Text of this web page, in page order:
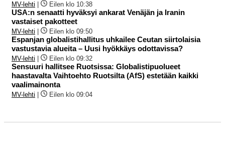
MV-lehti Eilen klo 10:38
USA:n senaatti hyväksyi ankarat Venäjän ja Iranin
vastaiset pakotteet
MV-lehti Eilen klo 09:50
Espanjan globalistihallitus uhkailee Ceutan siirtolaisia
vastustavia alueita – Uusi hyökkäys odottavissa?
MV-lehti Eilen klo 09:32
Sensuuri hallitsee Ruotsissa: Globalistipuolueet
haastavalta Vaihtoehto Ruotsilta (AfS) estetään kaikki
vaalimainonta
MV-lehti Eilen klo 09:04